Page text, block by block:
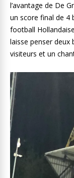
l’avantage de De
un score final de 4
football
laisse penser deux
visiteurs et un